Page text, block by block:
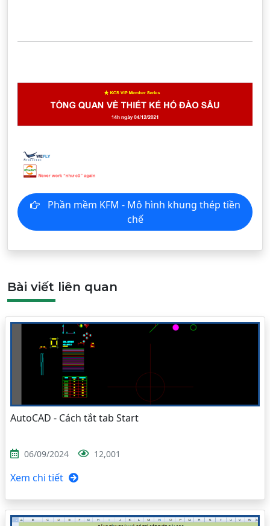
Phần mềm KFM - Mô hình khung thép tiền
chế
Bài viết liên quan
AutoCAD - Cách tắt tab Start
06/09/2024 12,001
Xem chi tiết